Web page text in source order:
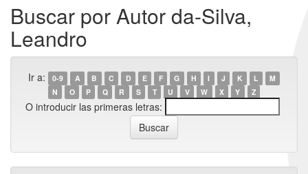
Buscar por Autor da-Silva,
Leandro
Ir a: 0-9 A B C D E F G H I J K L
M
N
O P Q R S T U V W X Y Z
O introducir las primeras letras: